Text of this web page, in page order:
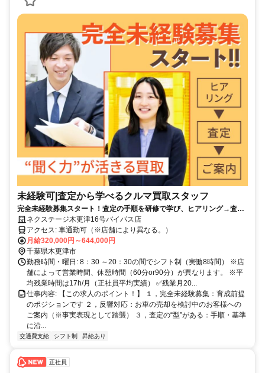
未経験可|査定から学べるクルマ買取スタッフ
完全未経験募集スタート！査定の手順を研修で学び、ヒアリング→査定
→価格提示を段階的に習得できます。
ネクステージ木更津16号バイパス店
アクセス: 車通勤可（※店舗により異なる。）
月給320,000円～644,000円
千葉県木更津市
勤務時間・曜日: 8：30 ～20：30の間でシフト制（実働8時間） ※店
舗によって営業時間、休憩時間（60分or90分）が異なります。 ※平
均残業時間は17h/月（正社員平均実績） ✅残業月20...
仕事内容: 【この求人のポイント！】 １，完全未経験募集：育成前提
のポジションです ２，反響対応：お車の売却を検討中のお客様への
ご案内（※事実表現として踏襲） ３，査定の“型”がある：手順・基準
に沿...
交通費支給 シフト制 昇給あり
正社員